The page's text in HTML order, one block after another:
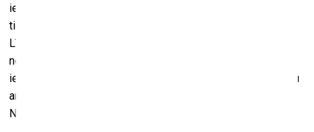
iespēju darīt kaut ko tādu, kas pirms tam nebija izdarāms
tieši ielu mākslā. NFT atļauj pārdot ielu mākslas darbus.
Līdz šim tu varēji iegādāties, piemēram, māju, bet tas
nenozīmēja, ka tev automātiski piederēs arī uz tās esošais
ielu mākslas darbs. Tas ir līdzīgi kā iegādājoties fotogrāfiju
ar skulptūru – tev var piederēt attēls, bet ne pati skulptūra.
NFT ir veids, kā iegādāties bildē attēloto.